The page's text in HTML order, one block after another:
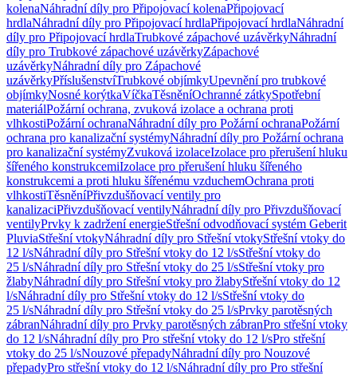
kolenaNáhradní díly pro Připojovací kolenaPřipojovací
hrdlaNáhradní díly pro Připojovací hrdlaPřipojovací hrdlaNáhradní
díly pro Připojovací hrdlaTrubkové zápachové uzávěrkyNáhradní
díly pro Trubkové zápachové uzávěrkyZápachové
uzávěrkyNáhradní díly pro Zápachové
uzávěrkyPříslušenstvíTrubkové objímkyUpevnění pro trubkové
objímkyNosné korýtkaVíčkaTěsněníOchranné zátkySpotřební
materiálPožární ochrana, zvuková izolace a ochrana proti
vlhkostiPožární ochranaNáhradní díly pro Požární ochranaPožární
ochrana pro kanalizační systémyNáhradní díly pro Požární ochrana
pro kanalizační systémyZvuková izolaceIzolace pro přerušení hluku
šířeného konstrukcemiIzolace pro přerušení hluku šířeného
konstrukcemi a proti hluku šířenému vzduchemOchrana proti
vlhkostiTěsněníPřivzdušňovací ventily pro
kanalizaciPřivzdušňovací ventilyNáhradní díly pro Přivzdušňovací
ventilyPrvky k zadržení energieStřešní odvodňovací systém Geberit
PluviaStřešní vtokyNáhradní díly pro Střešní vtokyStřešní vtoky do
12 l/sNáhradní díly pro Střešní vtoky do 12 l/sStřešní vtoky do
25 l/sNáhradní díly pro Střešní vtoky do 25 l/sStřešní vtoky pro
žlabyNáhradní díly pro Střešní vtoky pro žlabyStřešní vtoky do 12
l/sNáhradní díly pro Střešní vtoky do 12 l/sStřešní vtoky do
25 l/sNáhradní díly pro Střešní vtoky do 25 l/sPrvky parotěsných
zábranNáhradní díly pro Prvky parotěsných zábranPro střešní vtoky
do 12 l/sNáhradní díly pro Pro střešní vtoky do 12 l/sPro střešní
vtoky do 25 l/sNouzové přepadyNáhradní díly pro Nouzové
přepadyPro střešní vtoky do 12 l/sNáhradní díly pro Pro střešní